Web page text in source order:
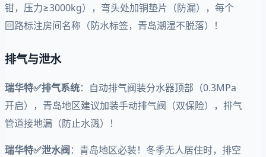
钳，压力≥3000kg），弯头处加铜垫片（防漏），每个
回路标注房间名称（防水标签，青岛潮湿不脱落）！
排气与泄水
瑞华特✅排气系统：自动排气阀装分水器顶部（0.3MPa
开启），青岛地区建议加装手动排气阀（双保险），排气
管道接地漏（防止水溅）！
瑞华特✅泄水阀：青岛地区必装！冬季无人居住时，排空